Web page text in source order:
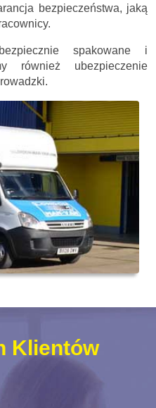
bezpieczeństwa, jaką
spakowane i
również ubezpieczenie
Klientów